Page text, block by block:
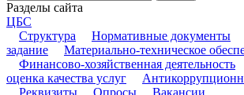
Разделы сайта
ЦБС
Структура
Нормативные документы
задание
Материально-техническое
Финансово-хозяйственная деятельность
оценка качества услуг